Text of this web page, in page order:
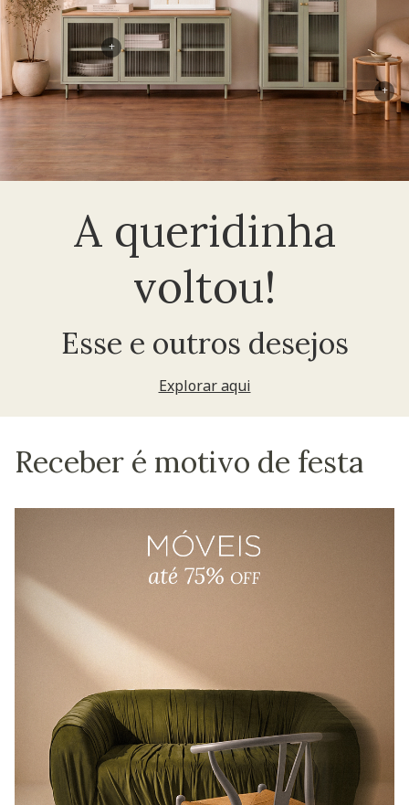
A queridinha
voltou!
Esse e outros desejos
Explorar aqui
+
+
Receber é motivo de festa